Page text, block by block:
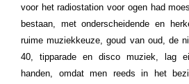
voor het radiostation voor ogen had
bestaan, met onderscheidende en
ruime muziekkeuze, goud van oud, de
40, tipparade en disco muziek, lag
handen, omdat men reeds in het